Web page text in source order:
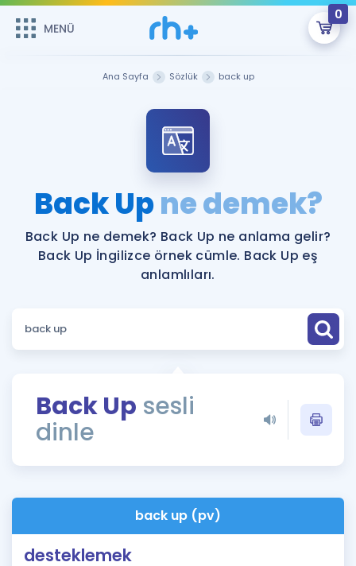
MENÜ
0
Şifremi Hatırlamıyorum
ÜYE DEĞİLİM
Sepetin Şu An Boş.
Remzi Hoca ile seni sınava hazırlayacak onlarca eğitim seni
bekliyor!
MENÜ
Katılımcı Görüşleri
Faydalı Araçlar
Sözlük
Rehberlik Aracı
ÖSYM Sınav Takvimi
İngilizce Gramer
Hakkımızda
Ana Sayfa Sözlük back up
Back Upne demek?
Back Up ne demek? Back Up ne anlama gelir?
Back Up İngilizce örnek cümle. Back Up eş
anlamlıları.
Back Up sesli
dinle
back up (pv)
desteklemek